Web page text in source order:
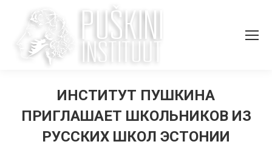
ИНСТИТУТ ПУШКИНА
ПРИГЛАШАЕТ ШКОЛЬНИКОВ ИЗ
РУССКИХ ШКОЛ ЭСТОНИИ